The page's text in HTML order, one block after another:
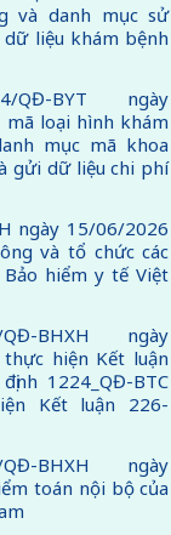
và danh mục sử
liệu khám bệnh
BYT ngày
loại hình khám
mục mã khoa
gửi dữ liệu chi phí
ngày 15/06/2026
và tổ chức các
hiểm y tế Việt
BHXH ngày
hiện Kết luận
1224_QĐ-BTC
Kết luận 226-
BHXH ngày
toán nội bộ của